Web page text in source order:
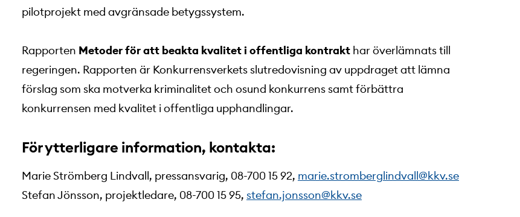
pilotprojekt med avgränsade betygssystem.
Rapporten Metoder för att beakta kvalitet i offentliga kontrakt har överlämnats till
regeringen. Rapporten är Konkurrensverkets slutredovisning av uppdraget att lämna
förslag som ska motverka kriminalitet och osund konkurrens samt förbättra
konkurrensen med kvalitet i offentliga upphandlingar.
För ytterligare information, kontakta:
Marie Strömberg Lindvall, pressansvarig, 08-700 15 92, marie.stromberglindvall@kkv.se
Stefan Jönsson, projektledare, 08-700 15 95, stefan.jonsson@kkv.se